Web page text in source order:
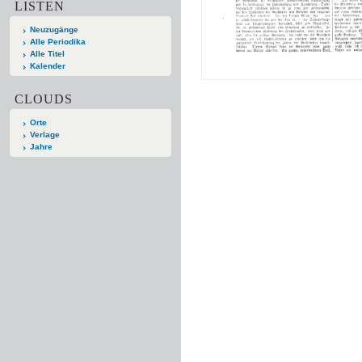
LISTEN
Neuzugänge
Alle Periodika
Alle Titel
Kalender
CLOUDS
Orte
Verlage
Jahre